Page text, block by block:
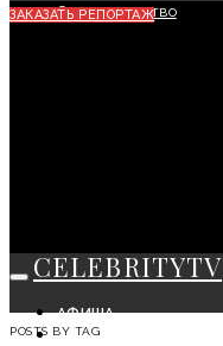
Сотрудничество
ЗАКАЗАТЬ РЕПОРТАЖ
CELEBRITYTV
АФИША
СОБЫТИЯ
POSTS BY TAG